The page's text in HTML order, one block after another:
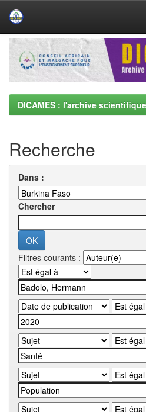
Skip
navigation
DICAMES : l'archive
Recherche
Dans :
Chercher
Filtres courants :